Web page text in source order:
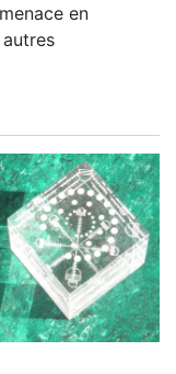
en